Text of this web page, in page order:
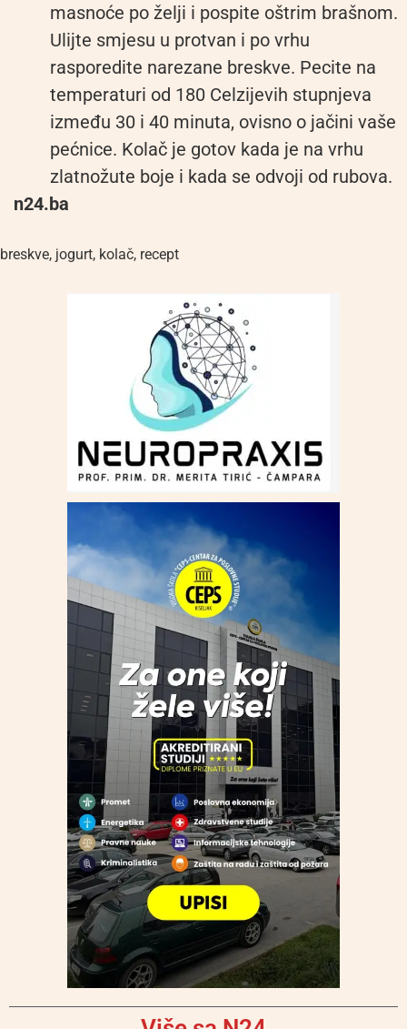
masnoće po želji i pospite oštrim brašnom.
Ulijte smjesu u protvan i po vrhu
rasporedite narezane breskve. Pecite na
temperaturi od 180 Celzijevih stupnjeva
između 30 i 40 minuta, ovisno o jačini vaše
pećnice. Kolač je gotov kada je na vrhu
zlatnožute boje i kada se odvoji od rubova.
n24.ba
breskve, jogurt, kolač, recept